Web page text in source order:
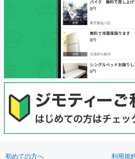
初めての方へ 利用規